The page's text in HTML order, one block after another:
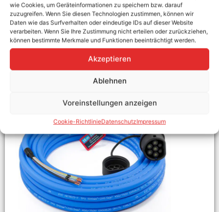
wie Cookies, um Geräteinformationen zu speichern bzw. darauf
zuzugreifen. Wenn Sie diesen Technologien zustimmen, können wir
Daten wie das Surfverhalten oder eindeutige IDs auf dieser Website
verarbeiten. Wenn Sie Ihre Zustimmung nicht erteilen oder zurückziehen,
können bestimmte Merkmale und Funktionen beeinträchtigt werden.
Akzeptieren
Ablehnen
Voreinstellungen anzeigen
Cookie-RichtlinieDatenschutzImpressum
In den Warenkorb